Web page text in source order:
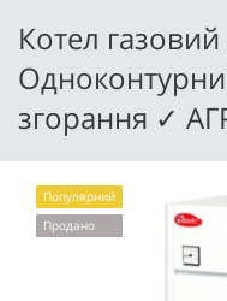
Котел
згорання ✓
Популярний
Продано